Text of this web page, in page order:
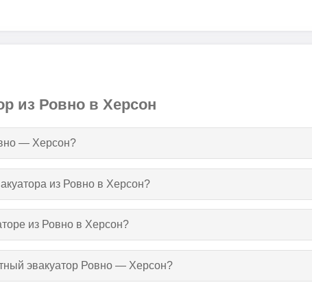
из Ровно в Херсон
— Херсон?
из Ровно в Херсон?
из Ровно в Херсон?
эвакуатор Ровно — Херсон?